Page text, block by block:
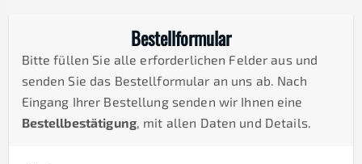
Bestellformular
Bitte füllen Sie alle erforderlichen Felder aus und
senden Sie das Bestellformular an uns ab. Nach
Eingang Ihrer Bestellung senden wir Ihnen eine
Bestellbestätigung, mit allen Daten und Details.